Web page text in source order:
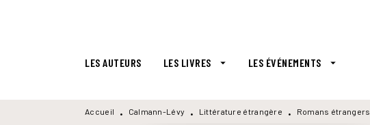
LES AUTEURS LES LIVRES arrow_drop_down LES ÉVÉNEMENTS arrow_drop_down
Accueil • Calmann-Lévy • Littérature étrangère • Romans étrangers